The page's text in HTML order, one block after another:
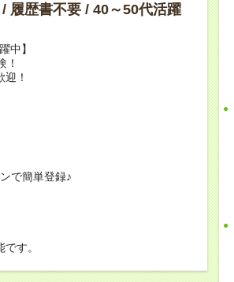
履歴書不要 / 40～50代活躍
中】
！
！
で簡単登録♪
す。